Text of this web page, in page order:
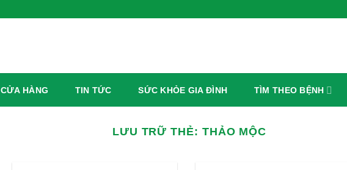
CỬA HÀNG TIN TỨC SỨC KHỎE GIA ĐÌNH TÌM THEO BỆNH
LƯU TRỮ THẺ: THẢO MỘC